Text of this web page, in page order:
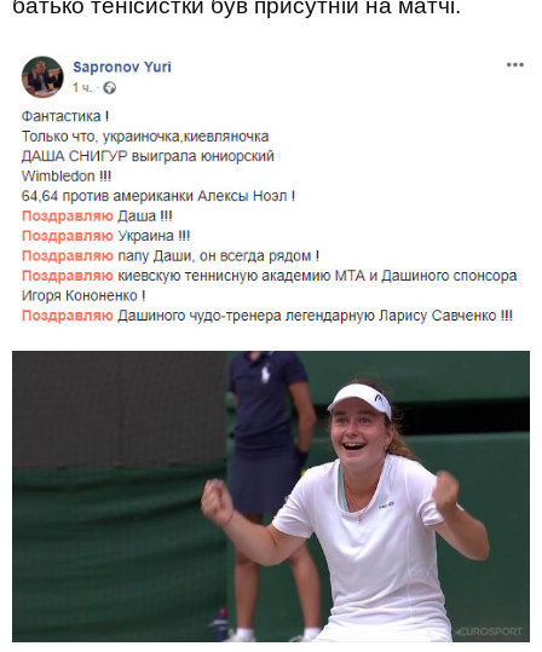
батько тенісистки був присутній на матчі.